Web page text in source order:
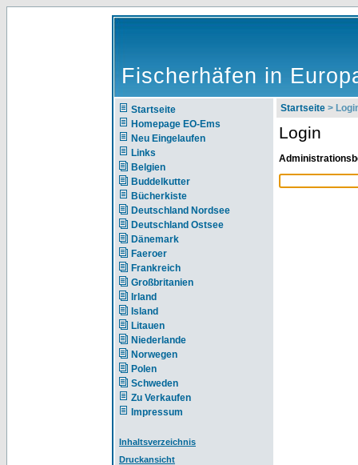
Fischerhäfen in
Startseite
Homepage EO-Ems
Neu Eingelaufen
Links
Belgien
Buddelkutter
Bücherkiste
Deutschland Nordsee
Deutschland Ostsee
Dänemark
Faeroer
Frankreich
Großbritanien
Irland
Island
Litauen
Niederlande
Norwegen
Polen
Schweden
Zu Verkaufen
Impressum
Inhaltsverzeichnis
Druckansicht
Startseite >
Login